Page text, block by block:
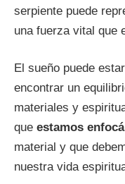
serpiente puede
una fuerza vital que
El sueño puede
encontrar un
materiales y
que estamos
material y que
nuestra vida